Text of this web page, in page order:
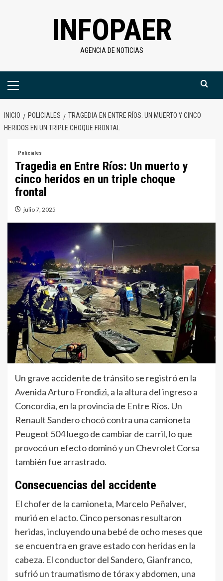
INFOPAER
AGENCIA DE NOTICIAS
Menú
INICIO POLICIALES
TRAGEDIA EN ENTRE RÍOS: UN MUERTO Y CINCO
HERIDOS EN UN TRIPLE CHOQUE FRONTAL
Policiales
Tragedia en Entre Ríos: Un muerto y
cinco heridos en un triple choque
frontal
julio 7, 2025
Un grave accidente de tránsito se registró en la
Avenida Arturo Frondizi, a la altura del ingreso a
Concordia, en la provincia de Entre Ríos. Un
Renault Sandero chocó contra una camioneta
Peugeot 504 luego de cambiar de carril, lo que
provocó un efecto dominó y un Chevrolet Corsa
también fue arrastrado.
Consecuencias del accidente
El chofer de la camioneta, Marcelo Peñalver,
murió en el acto. Cinco personas resultaron
heridas, incluyendo una bebé de ocho meses que
se encuentra en grave estado con heridas en la
cabeza. El conductor del Sandero, Gianfranco,
sufrió un traumatismo de tórax y abdomen, una